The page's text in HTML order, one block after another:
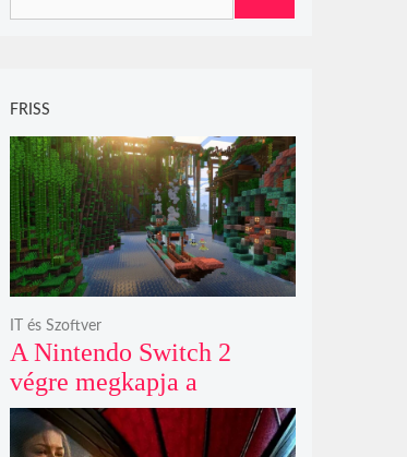
FRISS
A Nintendo Switch 2
végre megkapja a
Minecraftot október 27-én
egy látványos kiadásban
IT és Szoftver